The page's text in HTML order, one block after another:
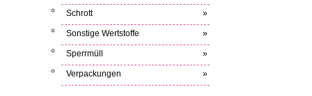
Schrott »
Sonstige Wertstoffe »
Sperrmüll »
Verpackungen »